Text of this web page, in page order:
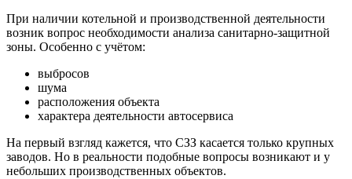
При наличии котельной и производственной деятельности
возник вопрос необходимости анализа санитарно-защитной
зоны. Особенно с учётом:
выбросов
шума
расположения объекта
характера деятельности автосервиса
На первый взгляд кажется, что СЗЗ касается только крупных
заводов. Но в реальности подобные вопросы возникают и у
небольших производственных объектов.